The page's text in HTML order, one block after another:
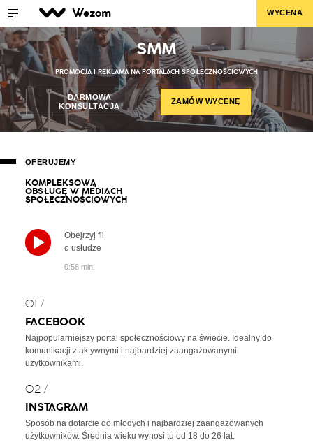
Wezom WYCENA
SMM
PROMOCJA I REKLAMA NA PORTALACH SPOŁECZNOŚCIOWYCH
DARMOWA
KONSULTACJA
ZAMÓW WYCENĘ
OFERUJEMY
KOMPLEKSOWĄ
OBSŁUGĘ W MEDIACH
SPOŁECZNOŚCIOWYCH
Obejrzyj fil
o usłudze
0:58 min.
01 /
FACEBOOK
Najpopularniejszy portal społecznościowy na świecie. Idealny do
komunikacji z aktywnymi i najbardziej zaangażowanymi
użytkownikami.
02 /
INSTAGRAM
Sposób na dotarcie do młodych i najbardziej zaangażowanych
użytkowników. Średnia wieku wynosi tu od 18 do 26 lat.